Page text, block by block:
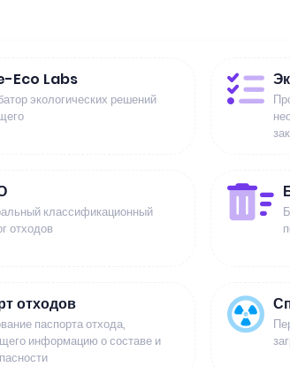
Eco Labs
экологических решений
классификационный
отходов
отходов
паспорта отхода,
информацию о составе и